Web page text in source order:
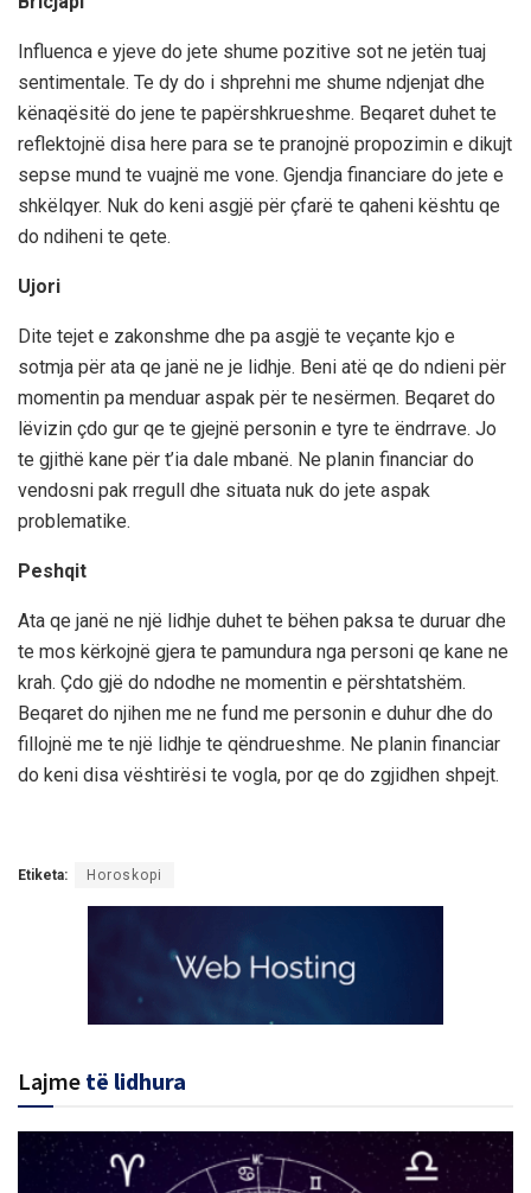
Influenca e yjeve do jete shume pozitive sot ne jetën tuaj
sentimentale. Te dy do i shprehni me shume ndjenjat dhe
kënaqësitë do jene te papërshkrueshme. Beqaret duhet te
reflektojnë disa here para se te pranojnë propozimin e dikujt
sepse mund te vuajnë me vone. Gjendja financiare do jete e
shkëlqyer. Nuk do keni asgjë për çfarë te qaheni kështu qe
do ndiheni te qete.
Ujori
Dite tejet e zakonshme dhe pa asgjë te veçante kjo e
sotmja për ata qe janë ne je lidhje. Beni atë qe do ndieni për
momentin pa menduar aspak për te nesërmen. Beqaret do
lëvizin çdo gur qe te gjejnë personin e tyre te ëndrrave. Jo
te gjithë kane për t’ia dale mbanë. Ne planin financiar do
vendosni pak rregull dhe situata nuk do jete aspak
problematike.
Peshqit
Ata qe janë ne një lidhje duhet te bëhen paksa te duruar dhe
te mos kërkojnë gjera te pamundura nga personi qe kane ne
krah. Çdo gjë do ndodhe ne momentin e përshtatshëm.
Beqaret do njihen me ne fund me personin e duhur dhe do
fillojnë me te një lidhje te qëndrueshme. Ne planin financiar
do keni disa vështirësi te vogla, por qe do zgjidhen shpejt.
Etiketa: Horoskopi
Lajme të lidhura